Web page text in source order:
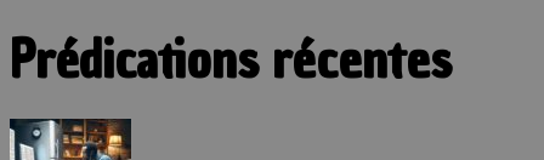
Prédications récentes